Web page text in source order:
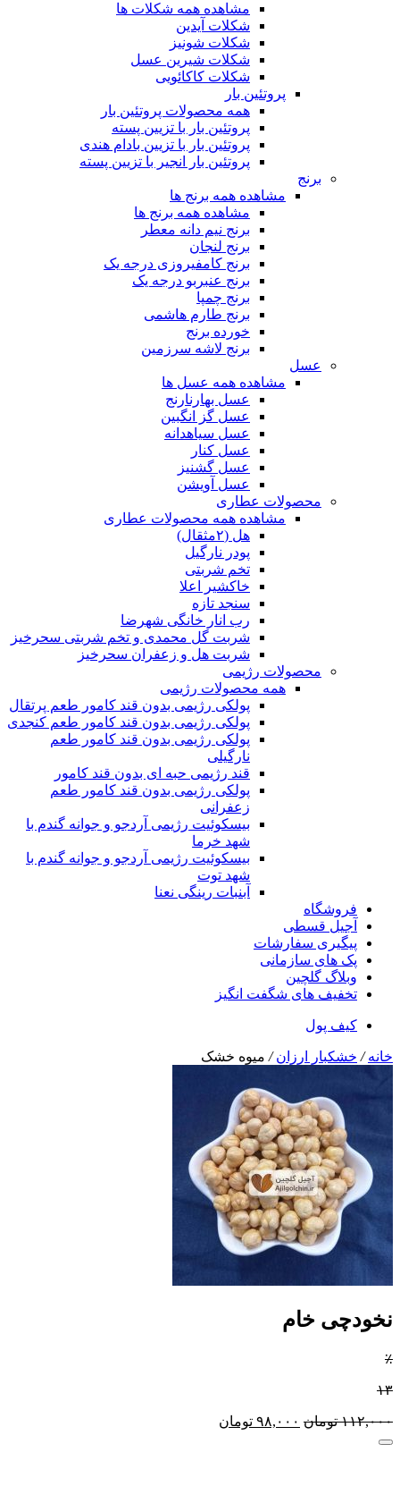
مشاهده همه شکلات ها
شکلات آیدین
شکلات شونیز
شکلات شیرین عسل
شکلات کاکائویی
پروتئین بار
همه محصولات پروتئین بار
پروتئین بار با تزیین پسته
پروتئین بار با تزیین بادام هندی
پروتئین بار انجیر با تزیین پسته
برنج
مشاهده همه برنج ها
مشاهده همه برنج ها
برنج نیم دانه معطر
برنج لنجان
برنج کامفیروزی درجه یک
برنج عنبربو درجه یک
برنج چمپا
برنج طارم هاشمی
خورده برنج
برنج لاشه سرزمین
عسل
مشاهده همه عسل ها
عسل بهارنارنج
عسل گز انگبین
عسل سیاهدانه
عسل کنار
عسل گشنیز
عسل آویشن
محصولات عطاری
مشاهده همه محصولات عطاری
هل (۲مثقال)
پودر نارگیل
تخم شربتی
خاکشیر اعلا
سنجد تازه
رب انار خانگی شهرضا
شربت گل محمدی و تخم شربتی سحرخیز
شربت هل و زعفران سحرخیز
محصولات رژیمی
همه محصولات رژیمی
پولکی رژیمی بدون قند کامور طعم پرتقال
پولکی رژیمی بدون قند کامور طعم کنجدی
پولکی رژیمی بدون قند کامور طعم
نارگیلی
قند رژیمی حبه ای بدون قند کامور
پولکی رژیمی بدون قند کامور طعم
زعفرانی
بيسکوئيت رژیمی آردجو و جوانه گندم با
شهد خرما
بيسکوئيت رژیمی آردجو و جوانه گندم با
شهد توت
آبنبات رینگی نعنا
فروشگاه
آجیل قسطی
پیگیری سفارشات
پک های سازمانی
وبلاگ گلچین
تخفیف های شگفت انگیز
کیف پول
خانه/ خشکبار ارزان/ میوه خشک
نخودچی خام
٪
۱۳
۱۱۲,۰۰۰ تومان ۹۸,۰۰۰ تومان